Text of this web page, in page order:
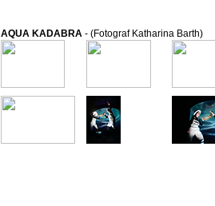
AQUA KADABRA - (Fotograf Katharina Barth)